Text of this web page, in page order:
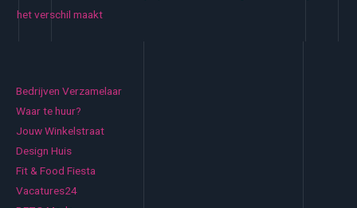
het verschil maakt
Bedrijven Verzamelaar
Waar te huur?
Jouw Winkelstraat
Design Huis
Fit & Food Fiesta
Vacatures24